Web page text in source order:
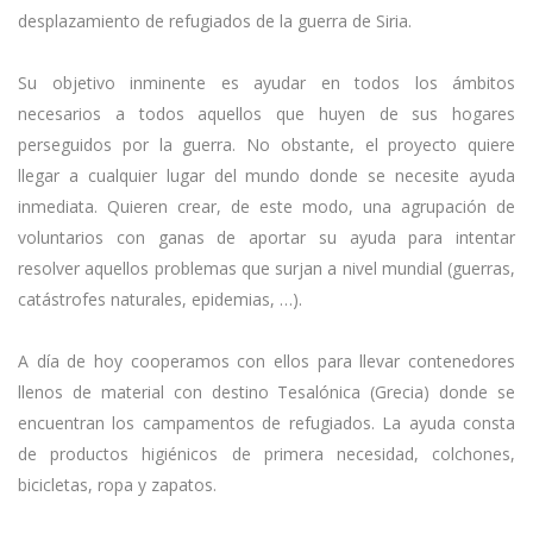
desplazamiento de refugiados de la guerra de Siria.
Su objetivo inminente es ayudar en todos los ámbitos
necesarios a todos aquellos que huyen de sus hogares
perseguidos por la guerra. No obstante, el proyecto quiere
llegar a cualquier lugar del mundo donde se necesite ayuda
inmediata. Quieren crear, de este modo, una agrupación de
voluntarios con ganas de aportar su ayuda para intentar
resolver aquellos problemas que surjan a nivel mundial (guerras,
catástrofes naturales, epidemias, …).
A día de hoy cooperamos con ellos para llevar contenedores
llenos de material con destino Tesalónica (Grecia) donde se
encuentran los campamentos de refugiados. La ayuda consta
de productos higiénicos de primera necesidad, colchones,
bicicletas, ropa y zapatos.